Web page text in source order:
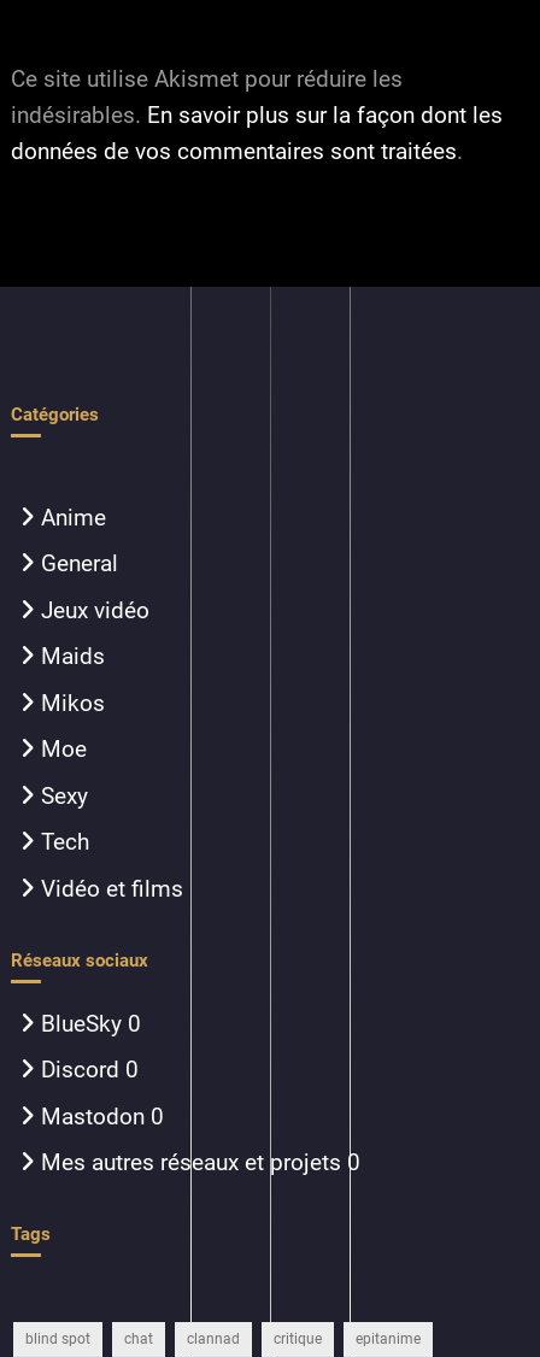
Ce site utilise Akismet pour réduire les
indésirables. En savoir plus sur la façon dont les
données de vos commentaires sont traitées.
Catégories
Anime
General
Jeux vidéo
Maids
Mikos
Moe
Sexy
Tech
Vidéo et films
Réseaux sociaux
BlueSky 0
Discord 0
Mastodon 0
Mes autres réseaux et projets 0
Tags
blind spot chat clannad critique epitanime